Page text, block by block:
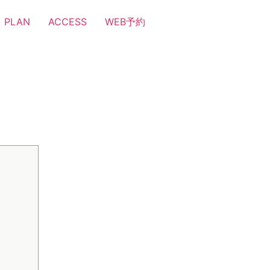
PLAN ACCESS WEB予約